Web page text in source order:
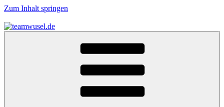
Zum Inhalt springen